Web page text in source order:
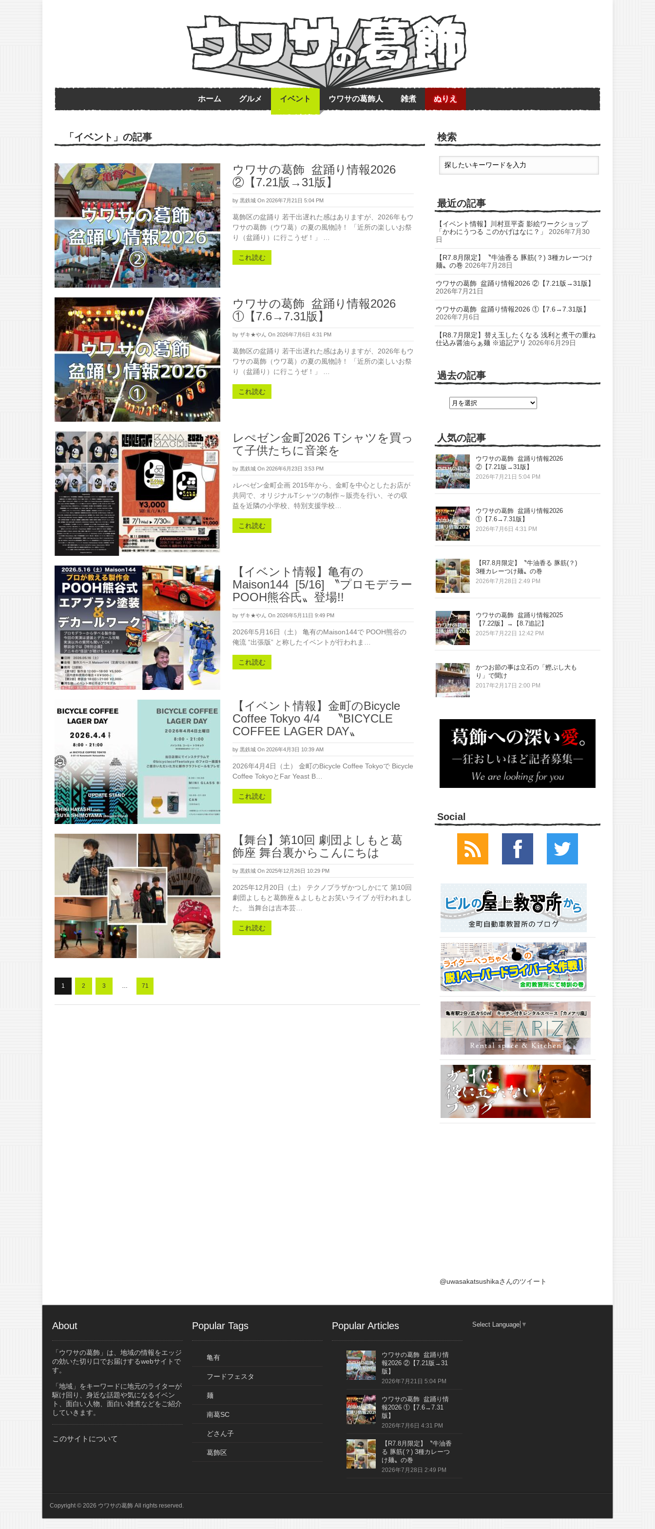
ホーム グルメ イベント ウワサの葛飾人 雑煮 ぬりえ
「イベント」の記事
ウワサの葛飾 盆踊り情報2026
②【7.21版→31版】
by 黒鉄城 On 2026年7月21日 5:04 PM
葛飾区の盆踊り 若干出遅れた感はありますが、2026年もウ
ワサの葛飾（ウワ葛）の夏の風物詩！ 「近所の楽しいお祭
り（盆踊り）に行こうぜ！」 …
これ読む
ウワサの葛飾 盆踊り情報2026
①【7.6→7.31版】
by ザキ★やん On 2026年7月6日 4:31 PM
葛飾区の盆踊り 若干出遅れた感はありますが、2026年もウ
ワサの葛飾（ウワ葛）の夏の風物詩！ 「近所の楽しいお祭
り（盆踊り）に行こうぜ！」 …
これ読む
レぺゼン金町2026 Tシャツを買っ
て子供たちに音楽を
by 黒鉄城 On 2026年6月23日 3:53 PM
♪レぺゼン金町企画 2015年から、金町を中心としたお店が
共同で、オリジナルTシャツの制作～販売を行い、その収
益を近隣の小学校、特別支援学校…
これ読む
【イベント情報】亀有の
Maison144 [5/16] 〝プロモデラー
POOH熊谷氏〟登場!!
by ザキ★やん On 2026年5月11日 9:49 PM
2026年5月16日（土） 亀有のMaison144で POOH熊谷の
俺流 “出張版” と称したイベントが行われま…
これ読む
【イベント情報】金町のBicycle
Coffee Tokyo 4/4 〝BICYCLE
COFFEE LAGER DAY〟
by 黒鉄城 On 2026年4月3日 10:39 AM
2026年4月4日（土） 金町のBicycle Coffee Tokyoで Bicycle
Coffee TokyoとFar Yeast B…
これ読む
【舞台】第10回 劇団よしもと葛
飾座 舞台裏からこんにちは
by 黒鉄城 On 2025年12月26日 10:29 PM
2025年12月20日（土） テクノプラザかつしかにて 第10回
劇団よしもと葛飾座＆よしもとお笑いライブ が行われまし
た。 当舞台は吉本芸…
これ読む
1 2 3 … 71
検索
最近の記事
【イベント情報】川村亘平斎 影絵ワークショップ
「かわにうつる このかげはなに？」
2026年7月30
日
【R7.8月限定】〝牛油香る 豚筋(？) 3種カレーつけ
麺〟の巻 2026年7月28日
ウワサの葛飾 盆踊り情報2026 ②【7.21版→31版】
2026年7月21日
ウワサの葛飾 盆踊り情報2026 ①【7.6→7.31版】
2026年7月6日
【R8.7月限定】替え玉したくなる 浅利と煮干の重ね
仕込み醤油らぁ麺 ※追記アリ 2026年6月29日
過去の記事
人気の記事
ウワサの葛飾 盆踊り情報2026
②【7.21版→31版】
2026年7月21日 5:04 PM
ウワサの葛飾 盆踊り情報2026
①【7.6→7.31版】
2026年7月6日 4:31 PM
【R7.8月限定】〝牛油香る 豚筋(？)
3種カレーつけ麺〟の巻
2026年7月28日 2:49 PM
ウワサの葛飾 盆踊り情報2025
【7.22版】→【8.7追記】
2025年7月22日 12:42 PM
かつお節の事は立石の「鰹ぶし大も
り」で聞け
2017年2月17日 2:00 PM
Social
@uwasakatsushikaさんのツイート
About
「ウワサの葛飾」は、地域の情報をエッジ
の効いた切り口でお届けするwebサイトで
す。
「地域」をキーワードに地元のライターが
駆け回り、身近な話題や気になるイベン
ト、面白い人物、面白い雑煮などをご紹介
していきます。
このサイトについて
Popular Tags
亀有
フードフェスタ
麺
南葛SC
どさん子
葛飾区
Popular Articles
ウワサの葛飾 盆踊り情
報2026 ②【7.21版→31
版】
2026年7月21日 5:04 PM
ウワサの葛飾 盆踊り情
報2026 ①【7.6→7.31
版】
2026年7月6日 4:31 PM
【R7.8月限定】〝牛油香
る 豚筋(？) 3種カレーつ
け麺〟の巻
2026年7月28日 2:49 PM
Select Language ▼
Copyright © 2026 ウワサの葛飾 All rights reserved.